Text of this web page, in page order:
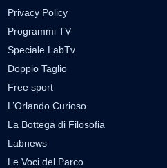
Privacy Policy
Programmi TV
Speciale LabTv
Doppio Taglio
Free sport
L’Orlando Curioso
La Bottega di Filosofia
Labnews
Le Voci del Parco